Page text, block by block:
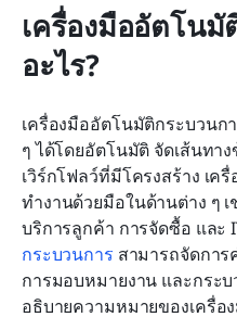
เครื่องมืออัตโน
อะไร?
เครื่องมืออัตโนมัติกระบวน
ๆ ได้โดยอัตโนมัติ จัดเส้นทา
เวิร์กโฟลว์ที่มีโครงสร้าง เ
ทำงานด้วยมือในด้านต่าง ๆ เ
บริการลูกค้า การจัดซื้อ และ
กระบวนการ สามารถจัดการ
การมอบหมายงาน และกระ
อธิบายความหมายของเครื่อ